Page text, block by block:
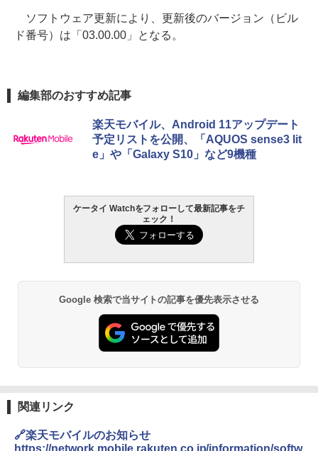
ソフトウェア更新により、更新後のバージョン（ビル
ド番号）は「03.00.00」となる。
編集部のおすすめ記事
楽天モバイル、Android 11アップデート
予定リストを公開、「AQUOS sense3 lit
e」や「Galaxy S10」など9機種
ケータイ Watchをフォローして最新記事をチ
ェック！
Google 検索で当サイトの記事を優先表示させる
関連リンク
🔗楽天モバイルのお知らせ
https://network.mobile.rakuten.co.jp/information/softw